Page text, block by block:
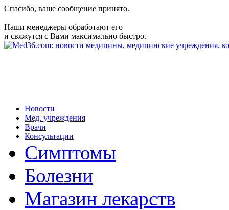
Спасибо, ваше сообщение принято.
Наши менеджеры обработают его
и свяжутся с Вами максимально быстро.
Новости
Мед. учреждения
Врачи
Консультации
Симптомы
Болезни
Магазин лекарств